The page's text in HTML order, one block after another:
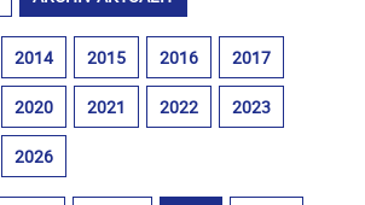
2014 2015 2016 2017
2020 2021 2022 2023
2026